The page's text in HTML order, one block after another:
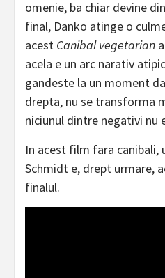
omenie, ba chiar devine
final, Danko atinge o
acest Canibal vegetarian
acela e un arc narativ
gandeste la un moment
drepta, nu se transforma
niciunul dintre negativi nu
In acest film fara canibali,
Schmidt e, drept urmare,
finalul.